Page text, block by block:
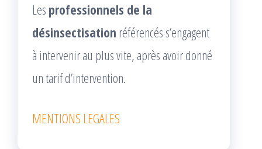
Les professionnels de la
désinsectisation référencés s’engagent
à intervenir au plus vite, après avoir donné
un tarif d’intervention.
MENTIONS LEGALES